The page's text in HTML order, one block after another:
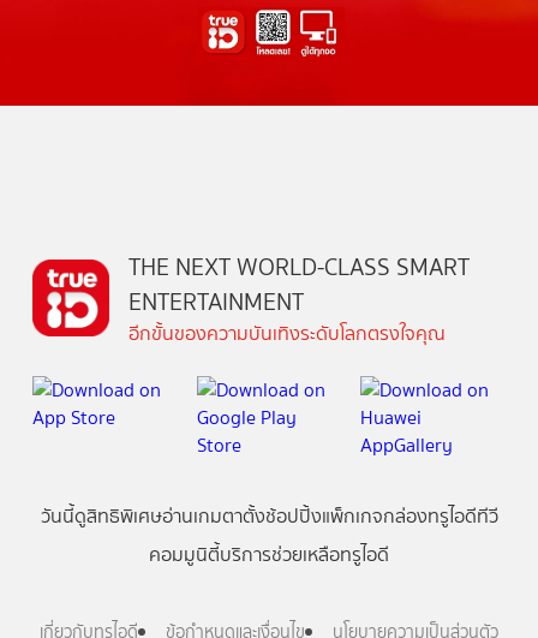
THE NEXT WORLD-CLASS SMART
ENTERTAINMENT
อีกขั้นของความบันเทิงระดับโลกตรงใจคุณ
วันนี้ดูสิทธิพิเศษอ่านเกมตาตั้งช้อปปิ้งแพ็กเกจกล่องทรูไอดีทีวี
คอมมูนิตี้บริการช่วยเหลือทรูไอดี
เกี่ยวกับทรูไอดี ข้อกำหนดและเงื่อนไข นโยบายความเป็นส่วนตัว